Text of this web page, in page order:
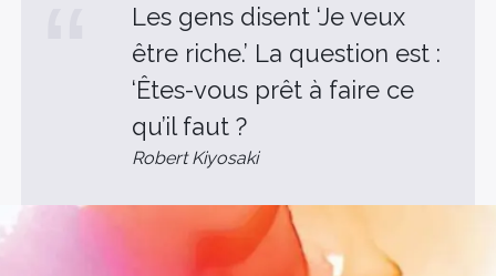
Les gens disent ‘Je veux
être riche.’ La question est :
‘Êtes-vous prêt à faire ce
qu’il faut ?
Robert Kiyosaki